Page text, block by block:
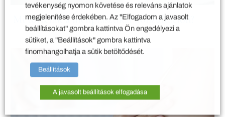
Mi történik a mellplasztikai konzultáción?
tevékenység nyomon követése és releváns ajánlatok
megjelenítése érdekében. Az "Elfogadom a javasolt
beállításokat" gombra kattintva Ön engedélyezi a
sütiket, a "Beállítások" gombra kattintva
finomhangolhatja a sütik betöltődését.
Beállítások
A javasolt beállítások elfogadása